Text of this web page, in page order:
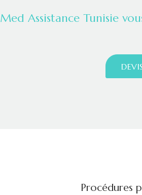
Med Assistance Tunisie
Procédures